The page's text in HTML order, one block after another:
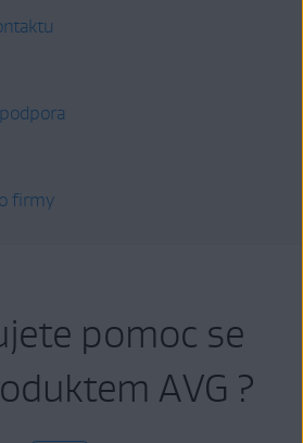
firmy
pomoc se
AVG ?